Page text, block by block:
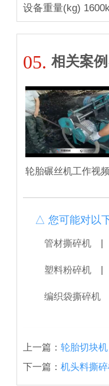
设备重量(kg)
05. 相关案例
轮胎碾丝机工作视
△ 您可能对以
管材撕碎机
塑料粉碎机
编织袋撕碎机
上一篇： 轮胎切块机
下一篇： 机头料撕